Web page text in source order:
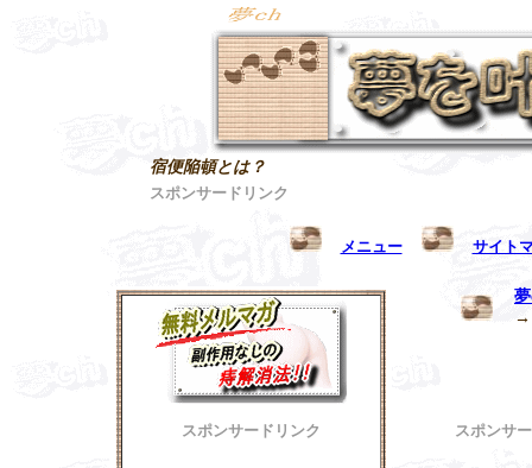
宿便陥頓とは？
スポンサードリンク
メニュー サイト
スポンサ
スポンサードリンク